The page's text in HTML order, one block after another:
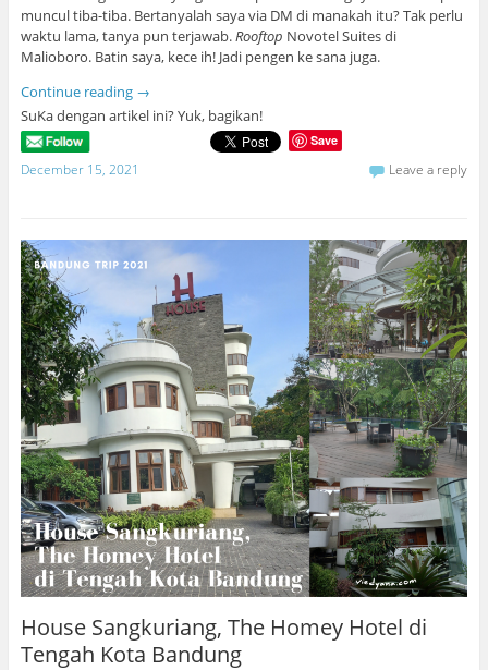
muncul tiba-tiba. Bertanyalah saya via DM di manakah itu? Tak perlu
waktu lama, tanya pun terjawab.Rooftop Novotel Suites di
Malioboro. Batin saya, kece ih! Jadi pengen ke sana juga.
Continue reading →
SuKa dengan artikel ini? Yuk, bagikan!
Save
December 15, 2021 Leave a reply
House Sangkuriang, The Homey Hotel di
Tengah Kota Bandung